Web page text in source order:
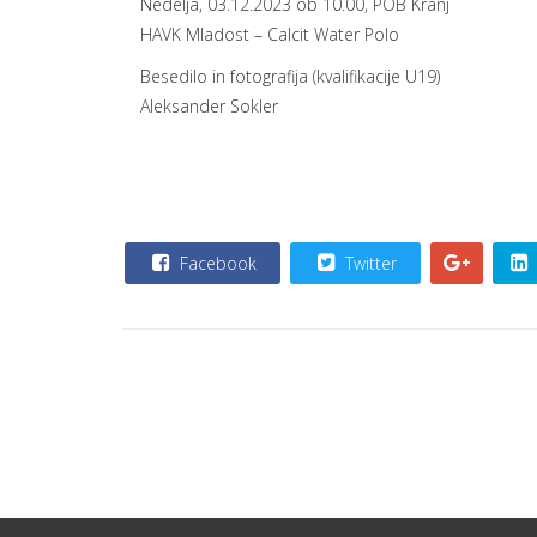
HAVK Mladost – Calcit Water Polo
Besedilo in fotografija (kvalifikacije U19)
Aleksander Sokler
Facebook Twitter